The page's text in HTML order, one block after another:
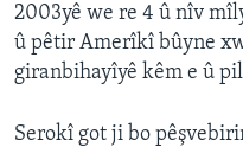
2003yê we re 4 û nîv
û pêtir Amerîkî bûyne
giranbihayîyê kêm e û
Serokî got ji bo